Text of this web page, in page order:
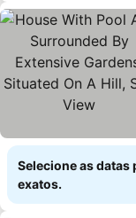
Selecione as datas
exatos.